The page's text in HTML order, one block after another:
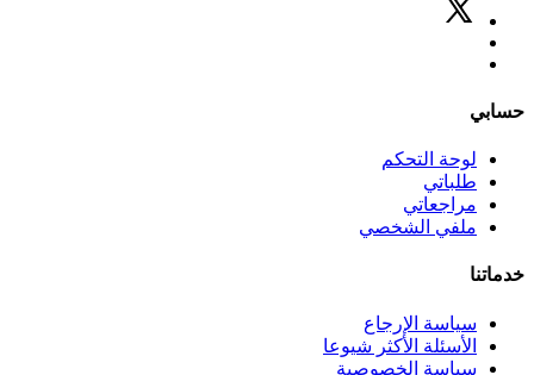
حسابي
لوحة التحكم
طلباتي
مراجعاتي
ملفي الشخصي
خدماتنا
سياسة الإرجاع
الأسئلة الأكثر شيوعا
سياسة الخصوصية